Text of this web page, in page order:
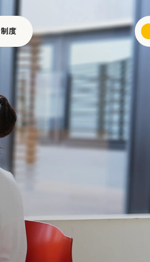
度
お知らせ
メディア情報
プレスリリース
パートナー制度
お問い合わせ